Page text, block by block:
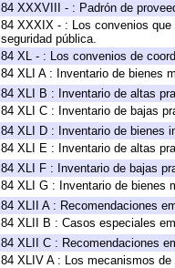
84 XXXVIII - : Padrón de
84 XXXIX - : Los convenios
seguridad pública.
84 XL - : Los convenios de
84 XLI A : Inventario de bienes
84 XLI B : Inventario de altas
84 XLI C : Inventario de bajas
84 XLI D : Inventario de bienes
84 XLI E : Inventario de altas
84 XLI F : Inventario de bajas
84 XLI G : Inventario de bienes
84 XLII A : Recomendaciones
84 XLII B : Casos especiales
84 XLII C : Recomendaciones
84 XLIV A : Los mecanismos